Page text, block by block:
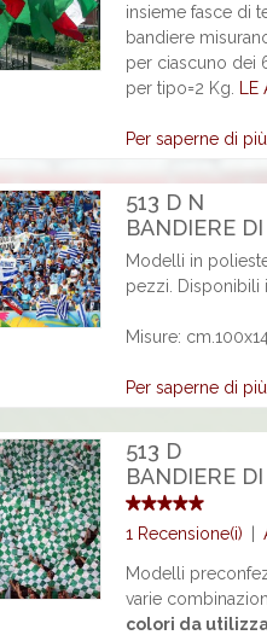
insieme fasce di
bandiere
per ciascuno dei
per tipo=2 Kg.
Per saperne di più
513 D N
BANDIERE
Modelli in
pezzi. Disponibili
Misure:
Per saperne di più
513 D
BANDIERE
1 Recensione(i)
Modelli
varie
colori da